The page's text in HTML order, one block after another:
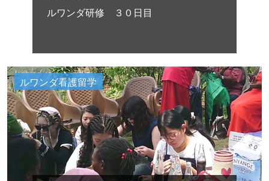
ルワンダ研修 ３０日目
ルワンダ看護留学